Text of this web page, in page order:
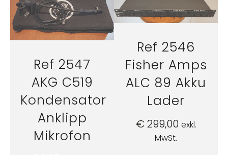
Ref 2547
AKG C519
Kondensator
Anklipp
Mikrofon
Ref 2546
Fisher Amps
ALC 89 Akku
Lader
€299,00 exkl.
MwSt.